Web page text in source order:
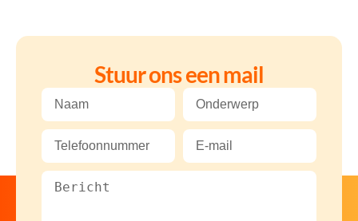
Stuur ons een mail